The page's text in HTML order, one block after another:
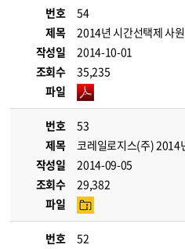
번호
54
제목
2014년 시간선택제 사
작성일
2014-10-01
조회수
35,235
파일
번호
53
제목
코레일로지스(주) 2014
작성일
2014-09-05
조회수
29,382
파일
번호
52